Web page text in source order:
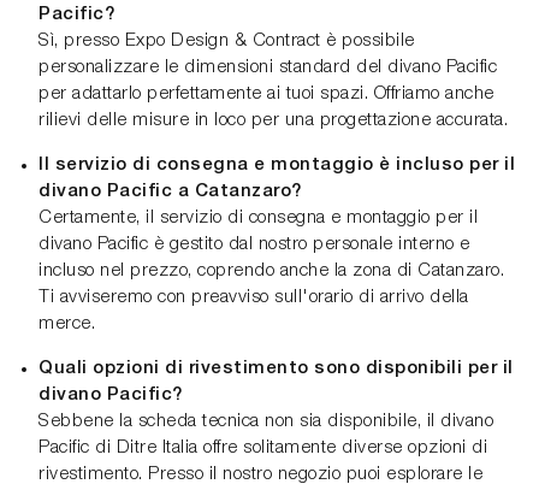
Pacific?
Sì, presso Expo Design & Contract è possibile
personalizzare le dimensioni standard del divano Pacific
per adattarlo perfettamente ai tuoi spazi. Offriamo anche
rilievi delle misure in loco per una progettazione accurata.
Il servizio di consegna e montaggio è incluso per il
divano Pacific a Catanzaro?
Certamente, il servizio di consegna e montaggio per il
divano Pacific è gestito dal nostro personale interno e
incluso nel prezzo, coprendo anche la zona di Catanzaro.
Ti avviseremo con preavviso sull'orario di arrivo della
merce.
Quali opzioni di rivestimento sono disponibili per il
divano Pacific?
Sebbene la scheda tecnica non sia disponibile, il divano
Pacific di Ditre Italia offre solitamente diverse opzioni di
rivestimento. Presso il nostro negozio puoi esplorare le